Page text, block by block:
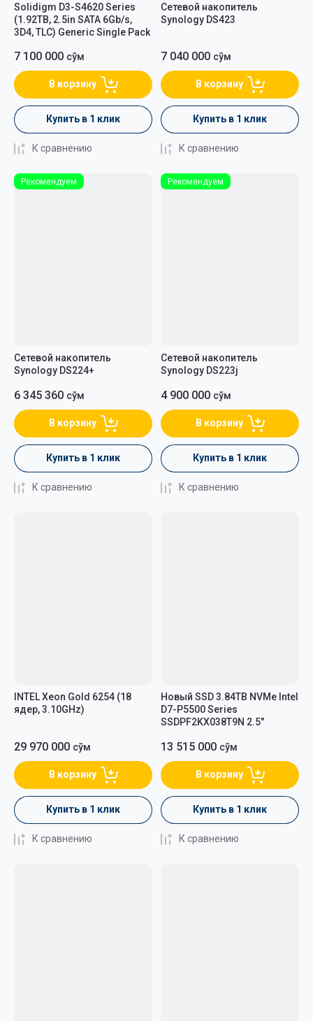
Solidigm D3-S4620 Series
(1.92TB, 2.5in SATA 6Gb/s,
3D4, TLC) Generic Single Pack
7 100 000 сўм
В корзину
Купить в 1 клик
К сравнению
Сетевой накопитель
Synology DS423
7 040 000 сўм
В корзину
Купить в 1 клик
К сравнению
Рекомендуем
Сетевой накопитель
Synology DS224+
6 345 360 сўм
В корзину
Купить в 1 клик
К сравнению
Рекомендуем
Сетевой накопитель
Synology DS223j
4 900 000 сўм
В корзину
Купить в 1 клик
К сравнению
INTEL Xeon Gold 6254 (18
ядер, 3.10GHz)
29 970 000 сўм
В корзину
Купить в 1 клик
К сравнению
Новый SSD 3.84TB NVMe Intel
D7-P5500 Series
SSDPF2KX038T9N 2.5"
13 515 000 сўм
В корзину
Купить в 1 клик
К сравнению